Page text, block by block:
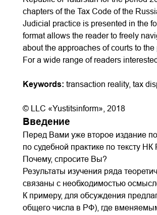
chapters of the Tax Code of the
Judicial practice is presented in the
format allows the reader to freely
about the approaches of courts to
For a wide range of readers
Keywords: transaction reality, tax
© LLC «Yustitsinform», 2018
Введение
Перед Вами уже второе издание
по судебной практике по тексту
Почему, спросите Вы?
Результаты изучения ряда
связаны с необходимостью
К примеру, для обсуждения
общего числа в РФ), где